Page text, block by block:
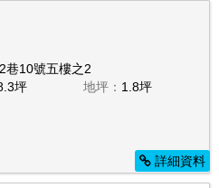
巷10號五樓之2
坪 地坪： 1.8坪
詳細資料